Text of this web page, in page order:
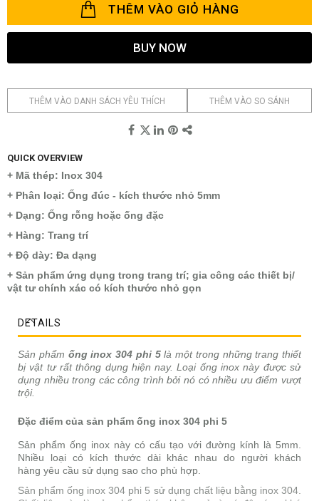
THÊM VÀO GIỎ HÀNG
BUY NOW
THÊM VÀO DANH SÁCH YÊU THÍCH THÊM VÀO SO SÁNH
QUICK OVERVIEW
+ Mã thép: Inox 304
+ Phân loại: Ống đúc - kích thước nhỏ 5mm
+ Dạng: Ống rỗng hoặc ống đặc
+ Hàng: Trang trí
+ Độ dày: Đa dạng
+ Sản phẩm ứng dụng trong trang trí; gia công các thiết bị/
vật tư chính xác có kích thước nhỏ gọn
DETAILS
Sản phẩm ống inox 304 phi 5là một trong những trang thiết
bị vật tư rất thông dụng hiện nay. Loại ống inox này được sử
dụng nhiều trong các công trình bởi nó có nhiều ưu điểm vượt
trội.
Đặc điểm của sản phẩm ống inox 304 phi 5
Sản phẩm ống inox này có cấu tạo với đường kính là 5mm.
Nhiều loại có kích thước dài khác nhau do người khách
hàng yêu cầu sử dụng sao cho phù hợp.
Sản phẩm ống inox 304 phi 5 sử dụng chất liệu bằng inox 304.